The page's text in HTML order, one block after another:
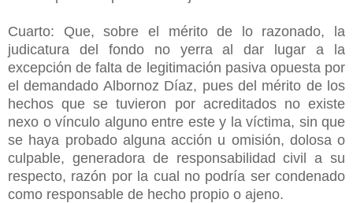
Cuarto: Que, sobre el mérito de lo razonado, la
judicatura del fondo no yerra al dar lugar a la
excepción de falta de legitimación pasiva opuesta por
el demandado Albornoz Díaz, pues del mérito de los
hechos que se tuvieron por acreditados no existe
nexo o vínculo alguno entre este y la víctima, sin que
se haya probado alguna acción u omisión, dolosa o
culpable, generadora de responsabilidad civil a su
respecto, razón por la cual no podría ser condenado
como responsable de hecho propio o ajeno.